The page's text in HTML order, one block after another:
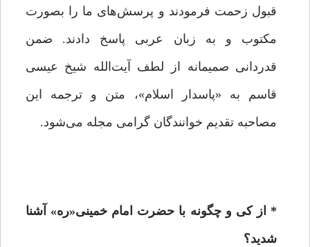
قبول زحمت فرمودند و پرسش‌های ما را بصورت
مکتوب و به زبان عربی پاسخ دادند. ضمن
قدردانی صمیمانه از لطف آیت‌الله شیخ عیسی
قاسم به «پاسدار اسلام»، متن و ترجمه این
مصاحبه تقدیم خوانندگان گرامی مجله می‌شود.
* از کی و چگونه با حضرت امام خمینی«ره» آشنا
شدید؟